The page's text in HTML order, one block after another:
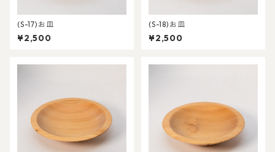
(S-17)お皿
¥2,500
(S-18)お皿
¥2,500